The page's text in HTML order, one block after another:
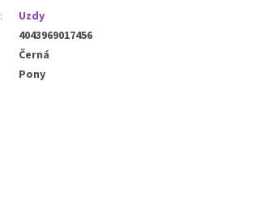
:
Uzdy
4043969017456
Černá
Pony